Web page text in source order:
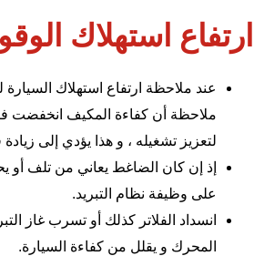
ارتفاع استهلاك
عند ملاحظة ارتفاع استهلاك
ملاحظة أن كفاءة المكيف انخفضت
لتعزيز تشغيله ، و هذا يؤدي إلى
إذ إن كان الضاغط يعاني من تلف أو
على وظيفة نظام التبريد.
انسداد الفلاتر كذلك أو تسرب غاز
المحرك و يقلل من كفاءة السيارة.